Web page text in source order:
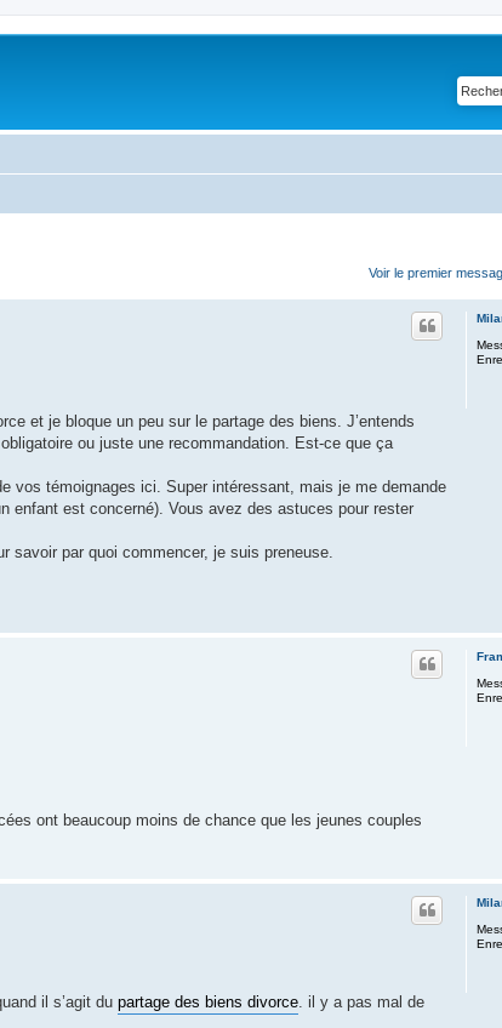
Voir le premier
et je bloque un peu sur le partage des biens. J’entends
ou juste une recommandation. Est-ce que ça
vos témoignages ici. Super intéressant, mais je me demande
enfant est concerné). Vous avez des astuces pour rester
par quoi commencer, je suis preneuse.
ont beaucoup moins de chance que les jeunes couples
il s’agit du partage des biens divorce . il y a pas mal de